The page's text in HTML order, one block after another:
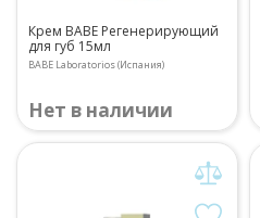
Крем BABE Регенерирующий
для губ 15мл
BABE Laboratorios (Испания)
Нет в наличии